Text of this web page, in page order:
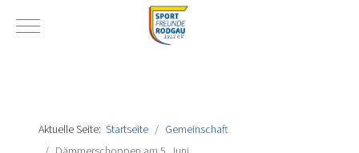
Mobile Menu Toggle
Aktuelle Seite: Startseite
Gemeinschaft